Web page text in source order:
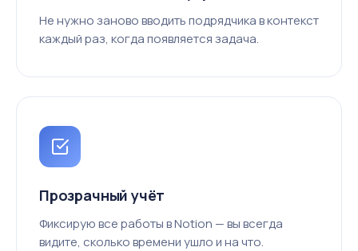
Не нужно заново вводить подрядчика в контекст
каждый раз, когда появляется задача.
Прозрачный учёт
Фиксирую все работы в Notion — вы всегда
видите, сколько времени ушло и на что.